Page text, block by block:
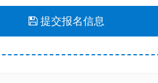
提交报名信息